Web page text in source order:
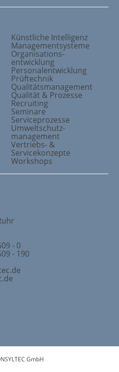
Künstliche Intelligenz
Managementsysteme
Organisations-
entwicklung
Personalentwicklung
Prüftechnik
Qualitätsmanagement
Qualität & Prozesse
Recruiting
Seminare
Serviceprozesse
Umweltschutz-
management
Vertriebs- &
Servicekonzepte
Workshops
- 0
- 190
GmbH